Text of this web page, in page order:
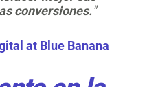
conversiones."
at Blue Banana